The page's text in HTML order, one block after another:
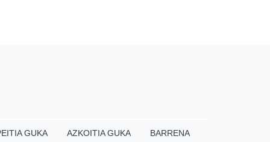
GUKA AZKOITIA GUKA BARRENA